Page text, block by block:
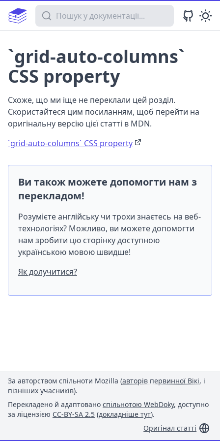
Пошук у документації
`grid-auto-columns`
CSS property
Схоже, що ми іще не переклали цей розділ.
Скористайтеся цим посиланням, щоб перейти на
оригінальну версію цієї статті в MDN.
`grid-auto-columns` CSS property
Ви також можете допомогти нам з
перекладом!
Розумієте англійську чи трохи знаєтесь на веб-
технологіях? Можливо, ви можете допомогти
нам зробити цю сторінку доступною
українською мовою швидше!
Як долучитися?
За авторством спільноти Mozilla (авторів первинної Вікі, і
пізніших учасників).
Перекладено й адаптовано спільнотою WebDoky, доступно
за ліцензією CC-BY-SA 2.5 (докладніше тут).
Оригінал статті